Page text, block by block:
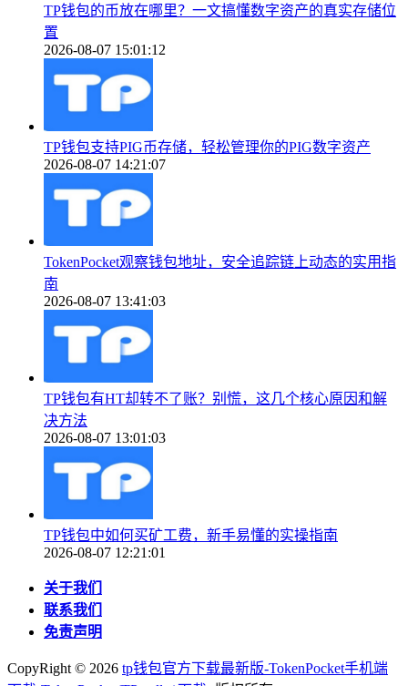
TP钱包的币放在哪里？一文搞懂数字资产的真实存储位
置
2026-08-07 15:01:12
TP钱包支持PIG币存储，轻松管理你的PIG数字资产
2026-08-07 14:21:07
TokenPocket观察钱包地址，安全追踪链上动态的实用指
南
2026-08-07 13:41:03
TP钱包有HT却转不了账？别慌，这几个核心原因和解
决方法
2026-08-07 13:01:03
TP钱包中如何买矿工费，新手易懂的实操指南
2026-08-07 12:21:01
关于我们
联系我们
免责声明
CopyRight © 2026 tp钱包官方下载最新版-TokenPocket手机端